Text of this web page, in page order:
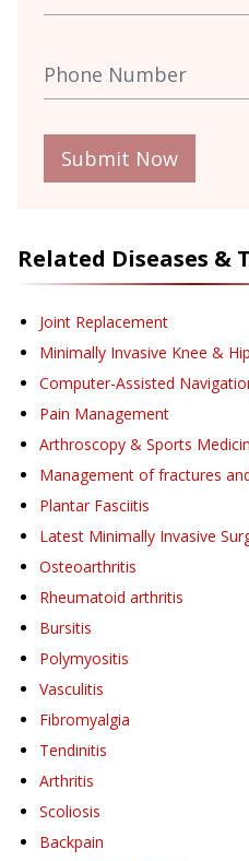
Submit Now
Related Diseases &
Joint Replacement
Minimally Invasive Knee &
Computer-Assisted
Pain Management
Arthroscopy & Sports
Management of fractures
Plantar Fasciitis
Latest Minimally Invasive
Osteoarthritis
Rheumatoid arthritis
Bursitis
Polymyositis
Vasculitis
Fibromyalgia
Tendinitis
Arthritis
Scoliosis
Backpain